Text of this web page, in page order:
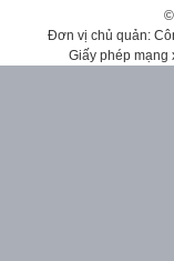
Đơn vị chủ quản:
Giấy phép mạng